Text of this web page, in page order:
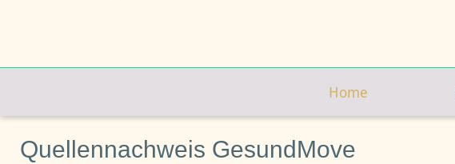
Home
Quellennachweis GesundMove